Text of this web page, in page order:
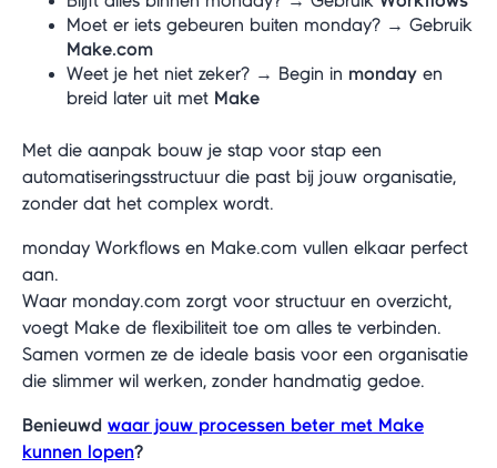
Moet er iets gebeuren buiten monday? → Gebruik
Make.com
Weet je het niet zeker? → Begin in monday en
breid later uit met Make
Met die aanpak bouw je stap voor stap een
automatiseringsstructuur die past bij jouw organisatie,
zonder dat het complex wordt.
monday Workflows en Make.com vullen elkaar perfect
aan.
Waar monday.com zorgt voor structuur en overzicht,
voegt Make de flexibiliteit toe om alles te verbinden.
Samen vormen ze de ideale basis voor een organisatie
die slimmer wil werken, zonder handmatig gedoe.
Benieuwd waar jouw processen beter met Make
kunnen lopen?